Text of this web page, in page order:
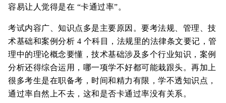
容易让人觉得是在 “卡通过率”。
考试内容广、知识点多是主要原因。要考法规、管理、技
术基础和案例分析 4 个科目，法规里的法律条文要记，管
理中的理论概念要懂，技术基础涉及多个行业知识，案例
分析还得综合运用，哪一项学不好都可能栽跟头。再加上
很多考生是在职备考，时间和精力有限，学不透知识点，
通过率自然上不去，这和是否卡通过率没有关系。